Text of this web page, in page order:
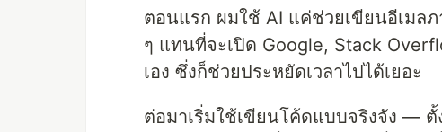
ตอนแรก ผมใช้ AI แค่ช่วยเขียนอีเมลภ
ๆ แทนที่จะเปิด Google, Stack
เอง ซึ่งก็ช่วยประหยัดเวลาไปได้เยอะ
ต่อมาเริ่มใช้เขียนโค้ดแบบจริงจัง —